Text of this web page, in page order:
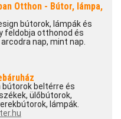
Otthon - Bútor, lámpa,
bútorok, lámpák és
feldobja otthonod és
nap, mint nap.
bútorok beltérre és
ülőbútorok,
lámpák.